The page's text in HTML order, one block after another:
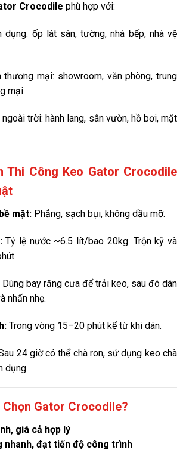
Crocodile phù hợp với:
dụng: ốp lát sàn, tường, nhà bếp, nhà vệ
thương mại: showroom, văn phòng, trung
mại.
trời: hành lang, sân vườn, hồ bơi, mặt
Thi Công Keo Gator Crocodile
mặt:Phẳng, sạch bụi, không dầu mỡ.
Tỷ lệ nước ~6.5 lít/bao 20kg. Trộn kỹ và
Dùng bay răng cưa để trải keo, sau đó dán
nhấn nhẹ.
Trong vòng 15–20 phút kể từ khi dán.
24 giờ có thể chà ron, sử dụng keo chà
dụng.
Chọn Gator Crocodile?
giá cả hợp lý
nhanh, đạt tiến độ công trình